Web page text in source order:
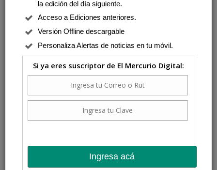
la edición del día siguiente.
Acceso a Ediciones anteriores.
Versión Offline descargable
Personaliza Alertas de noticias en tu móvil.
Si ya eres suscriptor de El Mercurio Digital:
Ingresa acá